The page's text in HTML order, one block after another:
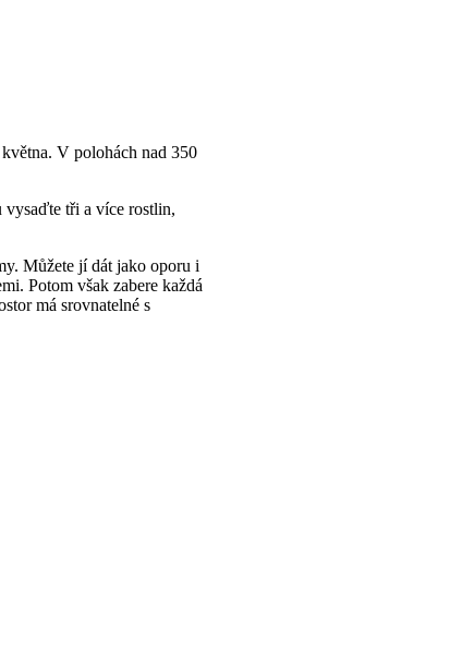
V polohách nad 350
vysaďte tři a více rostlin,
Můžete jí dát jako oporu i
Potom však zabere každá
má srovnatelné s